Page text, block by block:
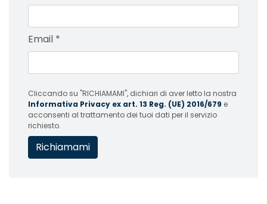
Email *
Cliccando su "RICHIAMAMI", dichiari di aver letto la nostra
Informativa Privacy ex art. 13 Reg. (UE) 2016/679 e
acconsenti al trattamento dei tuoi dati per il servizio
richiesto.